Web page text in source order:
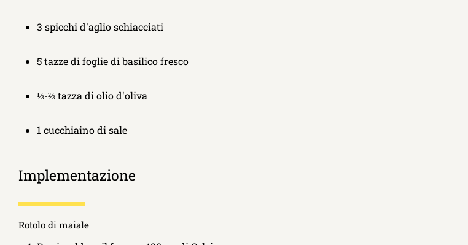
3 spicchi d'aglio schiacciati
5 tazze di foglie di basilico fresco
⅓-⅔ tazza di olio d'oliva
1 cucchiaino di sale
Implementazione
Rotolo di maiale